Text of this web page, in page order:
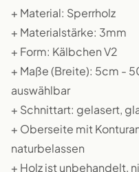
+ Material: Sperrholz
+ Materialstärke: 3mm
+ Form: Kälbchen V2
+ Maße (Breite): 5cm -
auswählbar
+ Schnittart: gelasert,
+ Oberseite mit
naturbelassen
+ Holz ist unbehandelt,